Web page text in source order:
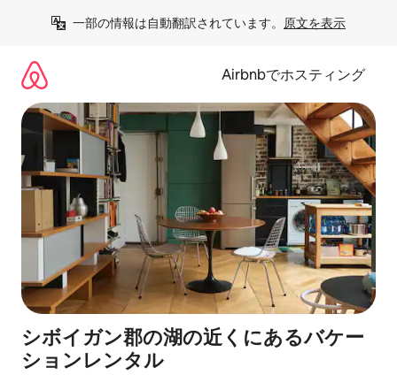
一部の情報は自動翻訳されています。 原文を表示
Airbnbでホスティング
シボイガン郡の湖の近くにあるバケー
ションレンタル